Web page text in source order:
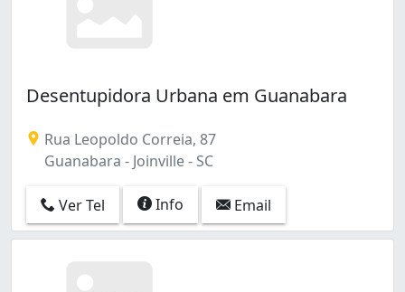
Desentupidora Urbana em Guanabara
Rua Leopoldo Correia, 87
Guanabara - Joinville - SC
Ver Tel Info Email